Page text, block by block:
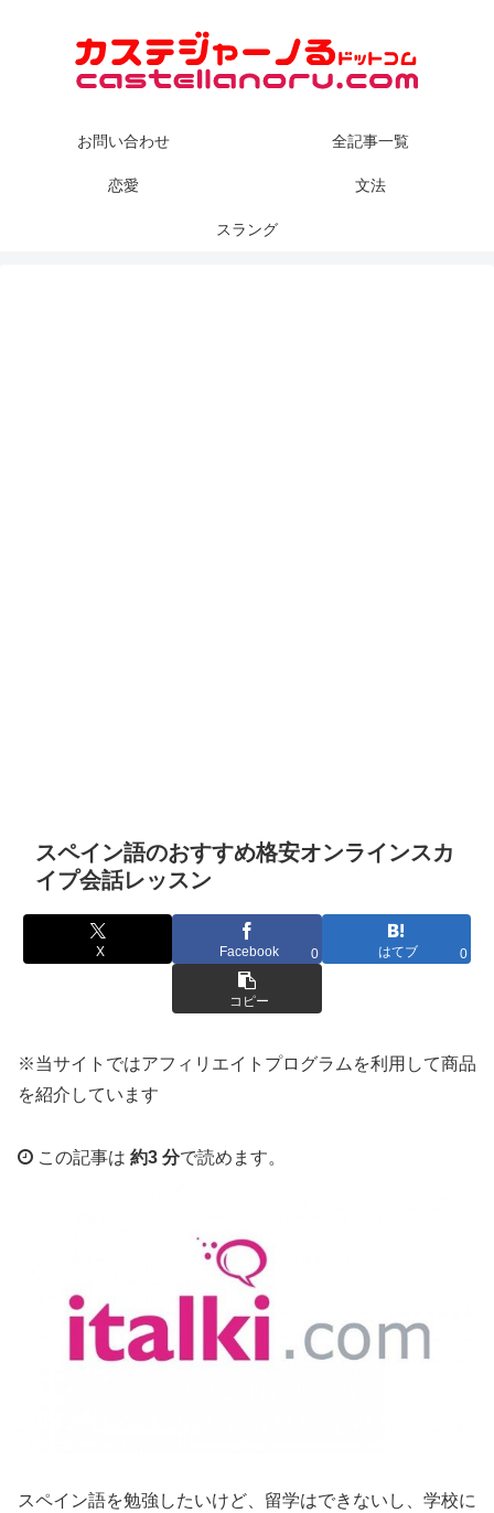
お問い合わせ 全記事一覧
恋愛 文法
スラング
スペイン語のおすすめ格安オンラインスカ
イプ会話レッスン
X Facebook 0 はてブ 0
コピー
※当サイトではアフィリエイトプログラムを利用して商品
を紹介しています
この記事は 約3 分で読めます。
スペイン語を勉強したいけど、留学はできないし、学校に